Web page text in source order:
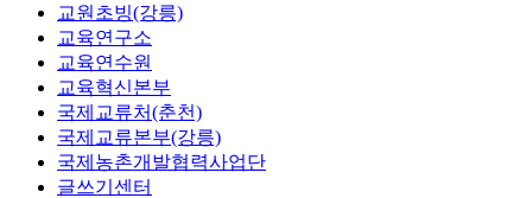
교원초빙(강릉)
교육연구소
교육연수원
교육혁신본부
국제교류처(춘천)
국제교류본부(강릉)
국제농촌개발협력사업단
글쓰기센터